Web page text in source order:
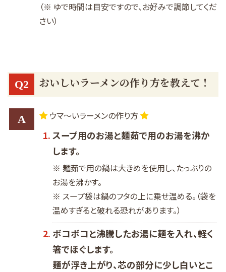
（※ ゆで時間は目安ですので、お好みで調節してくだ
さい）
Q2 おいしいラーメンの作り方を教えて！
A ウマ～いラーメンの作り方
スープ用のお湯と麺茹で用のお湯を沸か
します。
※ 麺茹で用の鍋は大きめを使用し、たっぷりの
お湯を沸かす。
※ スープ袋は鍋のフタの上に乗せ温める。（袋を
温めすぎると破れる恐れがあります。）
ボコボコと沸騰したお湯に麺を入れ、軽く
箸でほぐします。
麺が浮き上がり、芯の部分に少し白いとこ